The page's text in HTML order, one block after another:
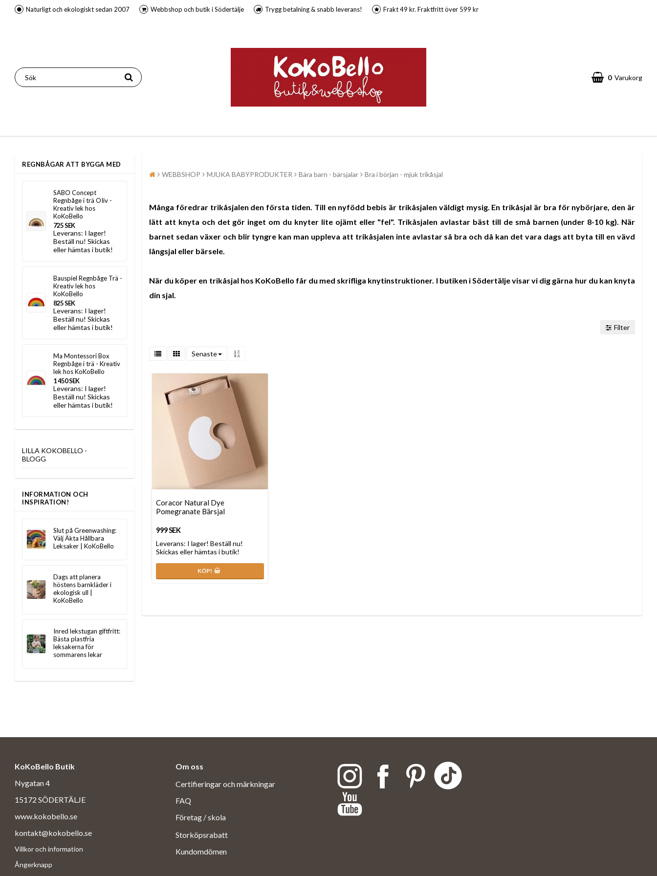
Naturligt och ekologiskt sedan 2007 Webbshop och butik i Södertälje Trygg betalning & snabb leverans! Frakt 49 kr. Fraktfritt över 599 kr
0 Varukorg
REGNBÅGAR ATT BYGGA MED
SABO Concept
Regnbåge i trä OIiv -
Kreativ lek hos
KoKoBello
725 SEK
Leverans: I lager!
Beställ nu! Skickas
eller hämtas i butik!
Bauspiel Regnbåge Trä -
Kreativ lek hos
KoKoBello
825 SEK
Leverans: I lager!
Beställ nu! Skickas
eller hämtas i butik!
Ma Montessori Box
Regnbåge i trä - Kreativ
lek hos KoKoBello
1 450 SEK
Leverans: I lager!
Beställ nu! Skickas
eller hämtas i butik!
LILLA KOKOBELLO -
BLOGG
INFORMATION OCH
INSPIRATION!
Slut på Greenwashing:
Välj Äkta Hållbara
Leksaker | KoKoBello
Dags att planera
höstens barnkläder i
ekologisk ull |
KoKoBello
Inred lekstugan giftfritt:
Bästa plastfria
leksakerna för
sommarens lekar
WEBBSHOP MJUKA BABYPRODUKTER Bära barn - bärsjalar Bra i början - mjuk trikåsjal
Många föredrar trikåsjalen den första tiden. Till en nyfödd bebis är trikåsjalen väldigt mysig. En trikåsjal är bra för nybörjare, den är
lätt att knyta och det gör inget om du knyter lite ojämt eller "fel". Trikåsjalen avlastar bäst till de små barnen (under 8-10 kg). När
barnet sedan växer och blir tyngre kan man uppleva att trikåsjalen inte avlastar så bra och då kan det vara dags att byta till en vävd
långsjal eller bärsele.
När du köper en trikåsjal hos KoKoBello får du med skrifliga knytinstruktioner. I butiken i Södertälje visar vi dig gärna hur du kan knyta
din sjal.
Filter
Senaste
Coracor Natural Dye
Pomegranate Bärsjal
999 SEK
Leverans: I lager! Beställ nu!
Skickas eller hämtas i butik!
KÖP!
KoKoBello Butik
Nygatan 4
15172 SÖDERTÄLJE
www.kokobello.se
kontakt@kokobello.se
Villkor och information
Ångerknapp
Om oss
Certifieringar och märkningar
FAQ
Företag / skola
Storköpsrabatt
Kundomdömen